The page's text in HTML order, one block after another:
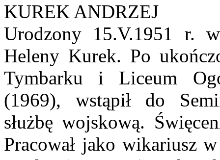
KUREK ANDRZEJ
Urodzony 15.V.1951 r.
Heleny Kurek. Po
Tymbarku i Liceum
(1969), wstąpił do
służbę wojskową.
Pracował jako wikariusz